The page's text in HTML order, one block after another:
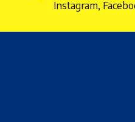
Instagram,